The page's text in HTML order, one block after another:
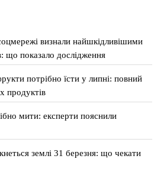
визнали найшкідливішими
що показало дослідження
потрібно їсти у липні: повний
продуктів
мити: експерти пояснили
землі 31 березня: що чекати